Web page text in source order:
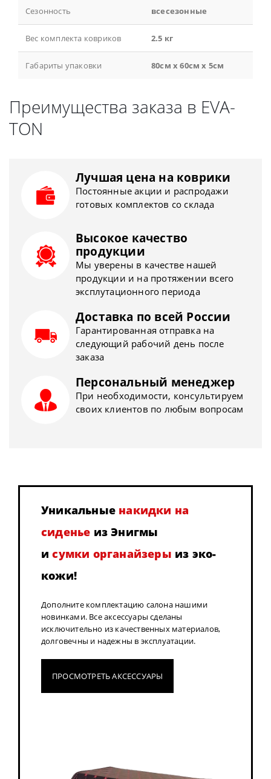
Сезонность всесезонные
Вес комплекта ковриков 2.5 кг
Габариты упаковки 80см x 60см x 5см
Преимущества заказа в EVA-
TON
Лучшая цена на коврики
Постоянные акции и распродажи
готовых комплектов со склада
Высокое качество
продукции
Мы уверены в качестве нашей
продукции и на протяжении всего
эксплутационного периода
Доставка по всей России
Гарантированная отправка на
следующий рабочий день после
заказа
Персональный менеджер
При необходимости, консультируем
своих клиентов по любым вопросам
Уникальные накидки на
сиденье из Энигмы
исумки органайзеры из эко-
кожи!
Дополните комплектацию салона нашими
новинками. Все аксессуары сделаны
исключительно из качественных материалов,
долговечны и надежны в эксплуатации.
ПРОСМОТРЕТЬ АКСЕССУАРЫ